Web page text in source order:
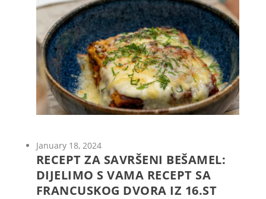
January 18, 2024
RECEPT ZA SAVRŠENI BEŠAMEL:
DIJELIMO S VAMA RECEPT SA
FRANCUSKOG DVORA IZ 16.ST